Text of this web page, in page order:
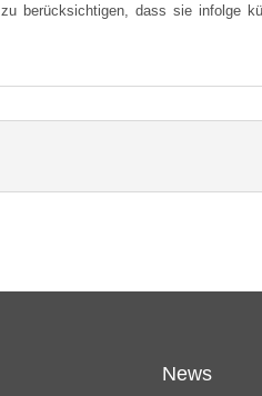
berücksichtigen, dass sie infolge
News